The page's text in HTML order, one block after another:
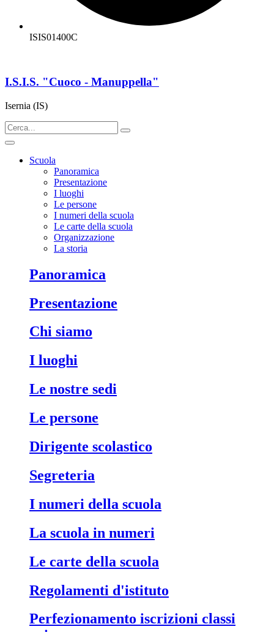
ISIS01400C
I.S.I.S. "Cuoco - Manuppella"
Isernia (IS)
Scuola
Panoramica
Presentazione
I luoghi
Le persone
I numeri della scuola
Le carte della scuola
Organizzazione
La storia
panoramica
presentazione
chi siamo
i luoghi
le nostre sedi
le persone
dirigente scolastico
segreteria
i numeri della scuola
la scuola in numeri
le carte della scuola
regolamenti d'istituto
perfezionamento iscrizioni classi